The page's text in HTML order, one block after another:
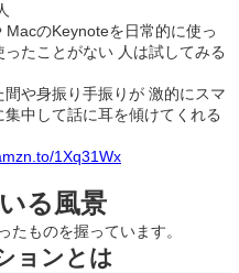
のKeynoteを日常的に使っ
たことがない 人は試してみる
や身振り手振りが 激的にスマ
中して話に耳を傾けてくれる
1Xq31Wx
る風景
たものを握っています。
ョンとは